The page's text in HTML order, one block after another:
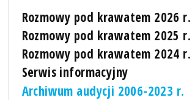
Rozmowy pod krawatem 2026 r.
Rozmowy pod krawatem 2025 r.
Rozmowy pod krawatem 2024 r.
Serwis informacyjny
Archiwum audycji 2006-2023 r.